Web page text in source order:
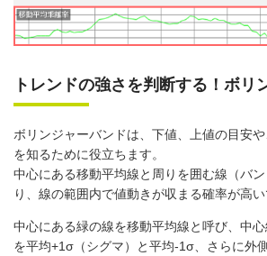
トレンドの強さを判断する！ボリ
ボリンジャーバンドは、下値、上値の目安
を知るために役立ちます。
中心にある移動平均線と周りを囲む線（バ
り、線の範囲内で値動きが収まる確率が高い
中心にある緑の線を移動平均線と呼び、中
を平均+1σ（シグマ）と平均-1σ、さらに外